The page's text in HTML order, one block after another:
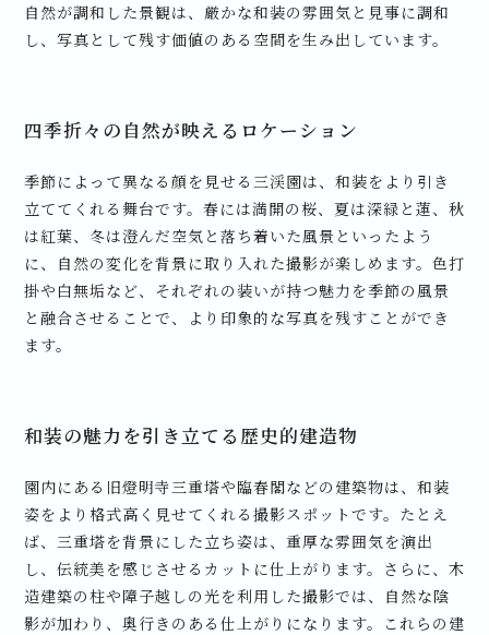
自然が調和した景観は、厳かな和装の雰囲気と見事に調和
し、写真として残す価値のある空間を生み出しています。
四季折々の自然が映えるロケーション
季節によって異なる顔を見せる三渓園は、和装をより引き
立ててくれる舞台です。春には満開の桜、夏は深緑と蓮、秋
は紅葉、冬は澄んだ空気と落ち着いた風景といったよう
に、自然の変化を背景に取り入れた撮影が楽しめます。色打
掛や白無垢など、それぞれの装いが持つ魅力を季節の風景
と融合させることで、より印象的な写真を残すことができ
ます。
和装の魅力を引き立てる歴史的建造物
園内にある旧燈明寺三重塔や臨春閣などの建築物は、和装
姿をより格式高く見せてくれる撮影スポットです。たとえ
ば、三重塔を背景にした立ち姿は、重厚な雰囲気を演出
し、伝統美を感じさせるカットに仕上がります。さらに、木
造建築の柱や障子越しの光を利用した撮影では、自然な陰
影が加わり、奥行きのある仕上がりになります。これらの建